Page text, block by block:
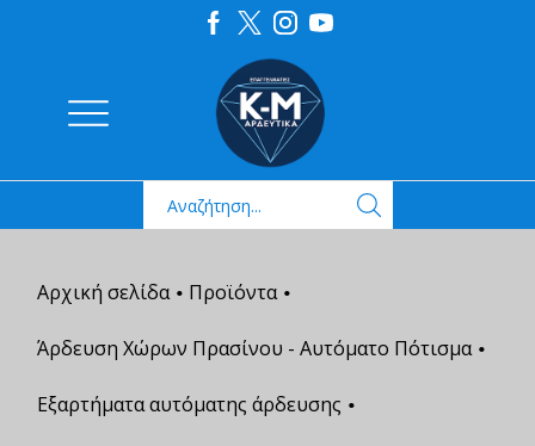
Αρχική σελίδα • Προϊόντα •
Άρδευση Χώρων Πρασίνου - Αυτόματο Πότισμα •
Εξαρτήματα αυτόματης άρδευσης •